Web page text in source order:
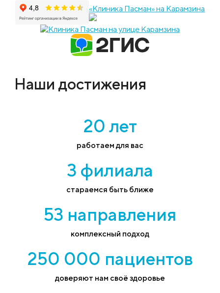
«Клиника Пасман» на Карамзина
Наши достижения
20 лет
работаем для вас
3 филиала
стараемся быть ближе
53 направления
комплексный подход
250 000 пациентов
доверяют нам своё здоровье